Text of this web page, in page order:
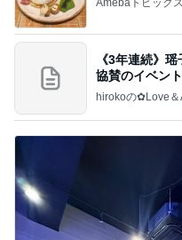
《3年連続》
協賛のイベン
すぎ
hirokoの✿Love